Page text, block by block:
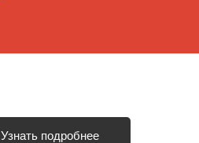
Узнать подробнее